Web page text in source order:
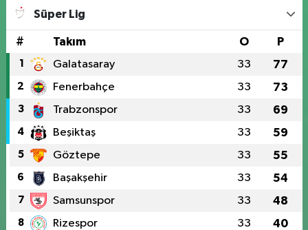
Süper Lig
# Takım O P
1 Galatasaray 33 77
2 Fenerbahçe 33 73
3 Trabzonspor 33 69
4 Beşiktaş 33 59
5 Göztepe 33 55
6 Başakşehir 33 54
7 Samsunspor 33 48
8 Rizespor 33 40